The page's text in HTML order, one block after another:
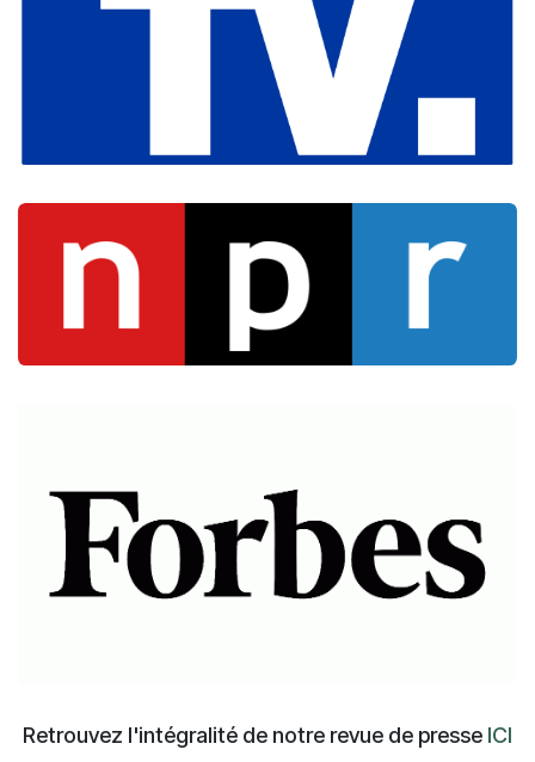
Retrouvez l'intégralité de notre revue de presse ICI